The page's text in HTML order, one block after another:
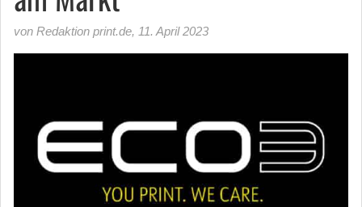
von Redaktion print.de, 11. April 2023